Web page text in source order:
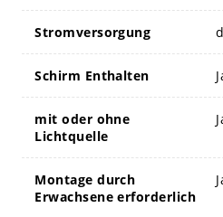
Stromversorgung
Schirm Enthalten
mit oder ohne
Lichtquelle
Montage durch
Erwachsene erforderlich